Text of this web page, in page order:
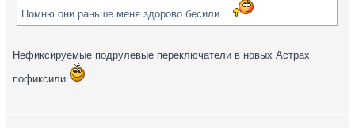
Помню они раньше меня здорово бесили...
Нефиксируемые подрулевые переключатели в новых Астрах
пофиксили